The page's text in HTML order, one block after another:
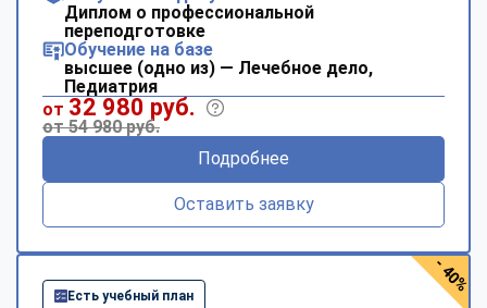
Диплом о профессиональной
переподготовке
Обучение на базе
высшее (одно из) — Лечебное дело,
Педиатрия
от 32 980 руб.
от 54 980 руб.
Подробнее
Оставить заявку
Есть учебный план
- 40%